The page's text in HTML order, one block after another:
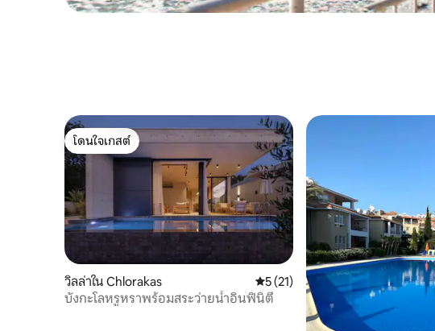
โดนใจเกสต์
โดนใจเกสต์
วิลล่าใน Chlorakas คะแนนเฉลี่ย 5 จาก 5, 21 รีวิว
5 (21)
บังกะโลหรูหราพร้อมสระว่ายน้ำอินฟินิตี้